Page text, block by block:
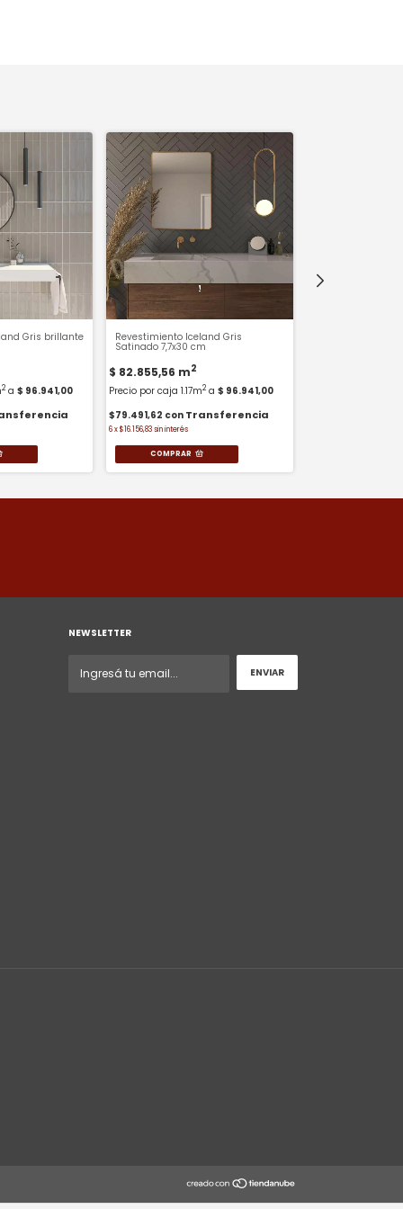
Gris brillante
2a $ 96.941,00
Revestimiento Iceland Gris
Satinado 7,7x30 cm
$ 82.855,56 m2
Precio por caja 1.17m2a $ 96.941,00
$79.491,62 con
6 x$16.156,83 sin interés
COMPRAR
NEWSLETTER